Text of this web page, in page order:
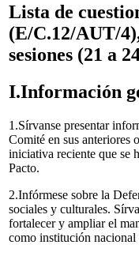
Lista de
(E/C.12/AUT/
sesiones (21 a
I.Información
1.Sírvanse presentar
Comité en sus anteriores
iniciativa reciente que se
Pacto.
2.Infórmese sobre la
sociales y culturales.
fortalecer y ampliar el
como institución nacional